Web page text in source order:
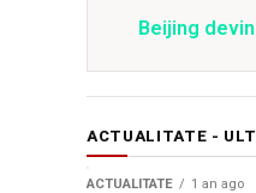
Beijing
ACTUALITATE -
ACTUALITATE 1 an ago